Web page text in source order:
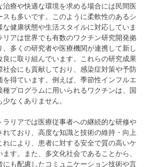
療や快適な環境を求める場合には民間医
も多いです。このように柔軟性のあるシ
な健康状態や生活スタイルに対応していま
アは世界でも有数のワクチン研究開発拠
、多くの研究者や医療機関が連携して新し
良に取り組んでいます。これらの研究成果
社会にも貢献しており、感染症対策や予防
を得ています。例えば、季節性インフルエ
種プログラムに用いられるワクチンは、国
なくありません。
リアでは医療従事者への継続的な研修や
ており、高度な知識と技術の維持・向上
により、患者に対する安全で質の高いケ
す。また、多文化社会であることから、
にも配慮したコミュニケーション技術や言